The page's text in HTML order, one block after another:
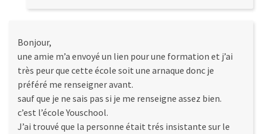
Bonjour,
une amie m’a envoyé un lien pour une formation et j’ai
très peur que cette école soit une arnaque donc je
préféré me renseigner avant.
sauf que je ne sais pas si je me renseigne assez bien.
c’est l’école Youschool.
J’ai trouvé que la personne était trés insistante sur le